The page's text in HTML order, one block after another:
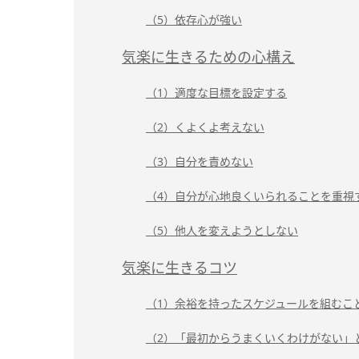
（5）依存心が強い
気楽に生きるための心構え
（1）適度な目標を設定する
（2）くよくよ考えない
（3）自分を責めない
（4）自分が心地良くいられることを重視
（5）他人を変えようとしない
気楽に生きるコツ
（1）余裕を持ったスケジュールを組むこ
（2）「最初からうまくいくわけがない」